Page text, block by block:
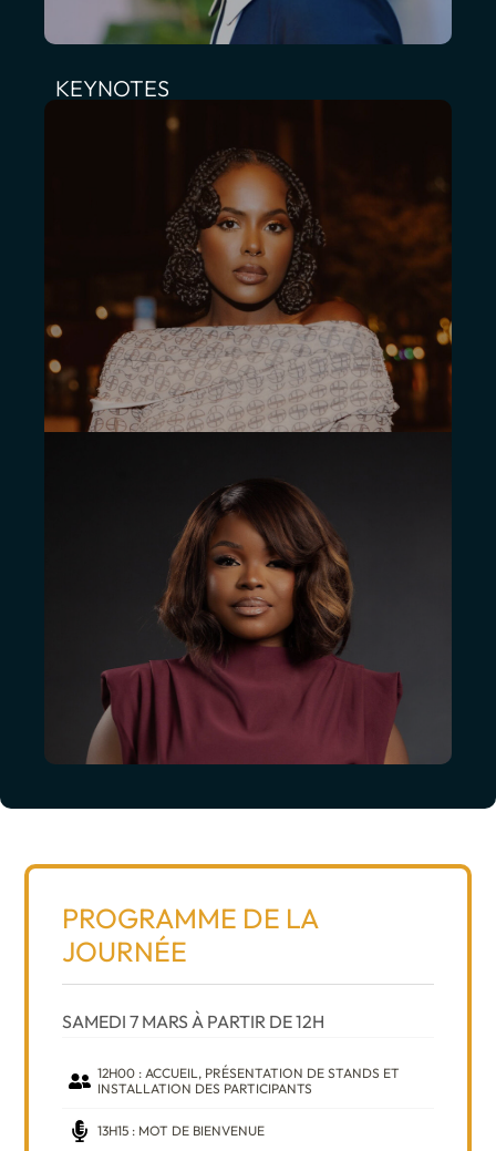
KEYNOTES
PROGRAMME DE LA
JOURNÉE
SAMEDI 7 MARS À PARTIR DE 12H
12H00 : ACCUEIL, PRÉSENTATION DE STANDS ET
INSTALLATION DES PARTICIPANTS
13H15 : MOT DE BIENVENUE